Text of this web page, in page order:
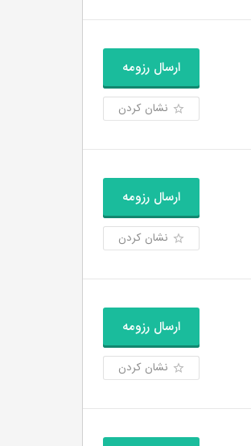
ارسال رزومه
نشان کردن
ارسال رزومه
نشان کردن
ارسال رزومه
نشان کردن